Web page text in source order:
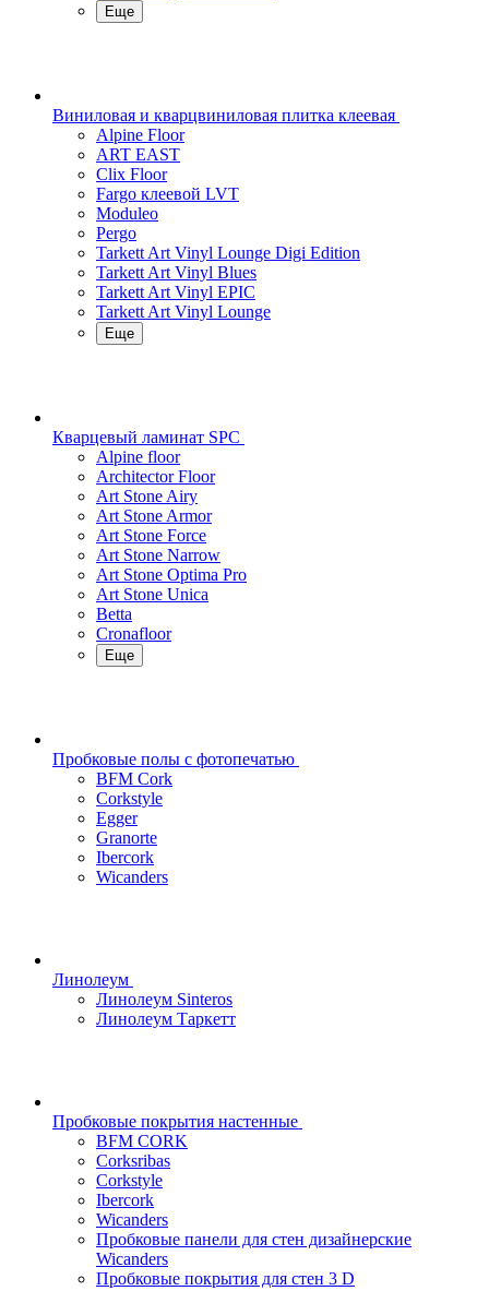
Еще
Виниловая и кварцвиниловая плитка клеевая
Alpine Floor
ART EAST
Clix Floor
Fargo клеевой LVT
Moduleo
Pergo
Tarkett Art Vinyl Lounge Digi Edition
Tarkett Art Vinyl Blues
Tarkett Art Vinyl EPIC
Tarkett Art Vinyl Lounge
Еще
Кварцевый ламинат SPC
Alpine floor
Architector Floor
Art Stone Airy
Art Stone Armor
Art Stone Force
Art Stone Narrow
Art Stone Optima Pro
Art Stone Unica
Betta
Cronafloor
Еще
Пробковые полы с фотопечатью
BFM Cork
Corkstyle
Egger
Granorte
Ibercork
Wicanders
Линолеум
Линолеум Sinteros
Линолеум Таркетт
Пробковые покрытия настенные
BFM CORK
Corksribas
Corkstyle
Ibercork
Wicanders
Пробковые панели для стен дизайнерские
Wicanders
Пробковые покрытия для стен 3 D